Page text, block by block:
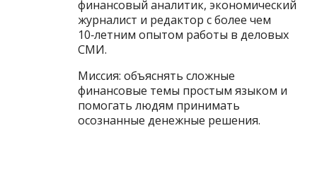
финансовый аналитик, экономический
журналист и редактор с более чем
10‑летним опытом работы в деловых
СМИ.
Миссия: объяснять сложные
финансовые темы простым языком и
помогать людям принимать
осознанные денежные решения.